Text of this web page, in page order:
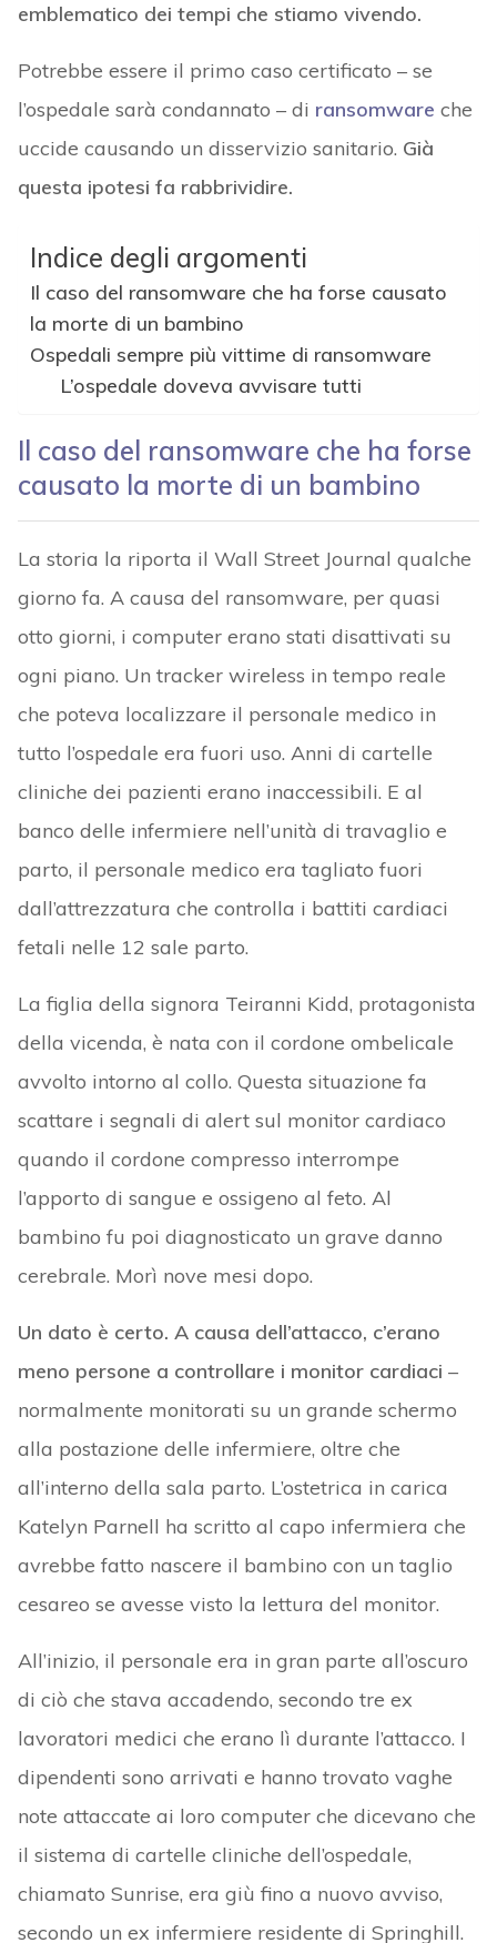
emblematico dei tempi che stiamo vivendo.
Potrebbe essere il primo caso certificato – se
l’ospedale sarà condannato – di ransomware che
uccide causando un disservizio sanitario. Già
questa ipotesi fa rabbrividire.
Indice degli argomenti
Il caso del ransomware che ha forse causato
la morte di un bambino
Ospedali sempre più vittime di ransomware
L’ospedale doveva avvisare tutti
Il caso del ransomware che ha forse
causato la morte di un bambino
La storia la riporta il Wall Street Journal qualche
giorno fa. A causa del ransomware, per quasi
otto giorni, i computer erano stati disattivati su
ogni piano. Un tracker wireless in tempo reale
che poteva localizzare il personale medico in
tutto l’ospedale era fuori uso. Anni di cartelle
cliniche dei pazienti erano inaccessibili. E al
banco delle infermiere nell’unità di travaglio e
parto, il personale medico era tagliato fuori
dall’attrezzatura che controlla i battiti cardiaci
fetali nelle 12 sale parto.
La figlia della signora Teiranni Kidd, protagonista
della vicenda, è nata con il cordone ombelicale
avvolto intorno al collo. Questa situazione fa
scattare i segnali di alert sul monitor cardiaco
quando il cordone compresso interrompe
l’apporto di sangue e ossigeno al feto. Al
bambino fu poi diagnosticato un grave danno
cerebrale. Morì nove mesi dopo.
Un dato è certo. A causa dell’attacco, c’erano
meno persone a controllare i monitor cardiaci –
normalmente monitorati su un grande schermo
alla postazione delle infermiere, oltre che
all’interno della sala parto. L’ostetrica in carica
Katelyn Parnell ha scritto al capo infermiera che
avrebbe fatto nascere il bambino con un taglio
cesareo se avesse visto la lettura del monitor.
All’inizio, il personale era in gran parte all’oscuro
di ciò che stava accadendo, secondo tre ex
lavoratori medici che erano lì durante l’attacco. I
dipendenti sono arrivati e hanno trovato vaghe
note attaccate ai loro computer che dicevano che
il sistema di cartelle cliniche dell’ospedale,
chiamato Sunrise, era giù fino a nuovo avviso,
secondo un ex infermiere residente di Springhill.